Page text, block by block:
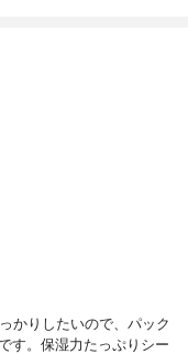
かりしたいので、パック
す。保湿力たっぷりシー